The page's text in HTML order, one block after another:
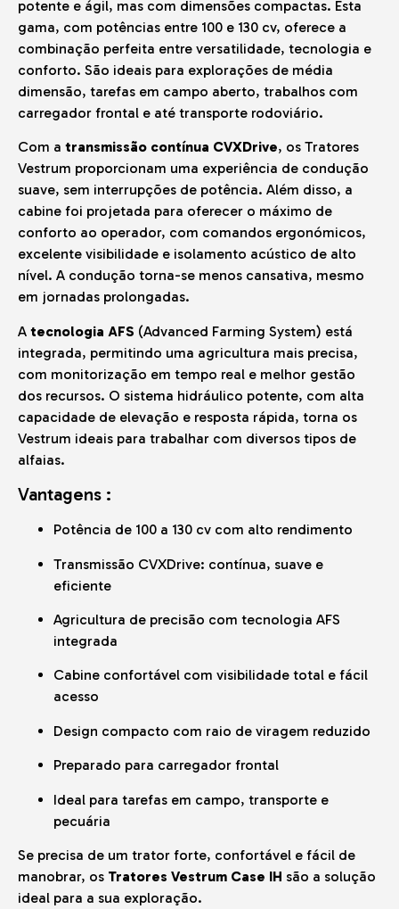
potente e ágil, mas com dimensões compactas. Esta
gama, com potências entre 100 e 130 cv, oferece a
combinação perfeita entre versatilidade, tecnologia e
conforto. São ideais para explorações de média
dimensão, tarefas em campo aberto, trabalhos com
carregador frontal e até transporte rodoviário.
Com a transmissão contínua CVXDrive, os Tratores
Vestrum proporcionam uma experiência de condução
suave, sem interrupções de potência. Além disso, a
cabine foi projetada para oferecer o máximo de
conforto ao operador, com comandos ergonómicos,
excelente visibilidade e isolamento acústico de alto
nível. A condução torna-se menos cansativa, mesmo
em jornadas prolongadas.
A tecnologia AFS (Advanced Farming System) está
integrada, permitindo uma agricultura mais precisa,
com monitorização em tempo real e melhor gestão
dos recursos. O sistema hidráulico potente, com alta
capacidade de elevação e resposta rápida, torna os
Vestrum ideais para trabalhar com diversos tipos de
alfaias.
Vantagens :
Potência de 100 a 130 cv com alto rendimento
Transmissão CVXDrive: contínua, suave e
eficiente
Agricultura de precisão com tecnologia AFS
integrada
Cabine confortável com visibilidade total e fácil
acesso
Design compacto com raio de viragem reduzido
Preparado para carregador frontal
Ideal para tarefas em campo, transporte e
pecuária
Se precisa de um trator forte, confortável e fácil de
manobrar, os Tratores Vestrum Case IH são a solução
ideal para a sua exploração.